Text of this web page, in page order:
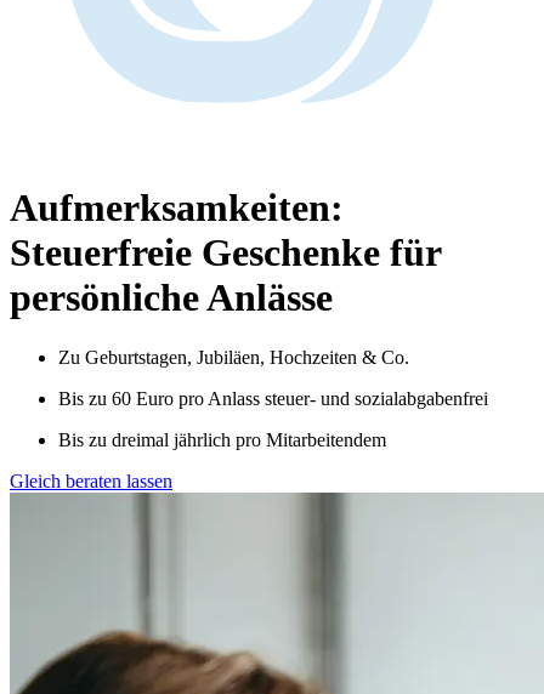
Aufmerksamkeiten:
Steuerfreie Geschenke für
persönliche Anlässe
Zu Geburtstagen, Jubiläen, Hochzeiten & Co.
Bis zu 60 Euro pro Anlass steuer- und sozialabgabenfrei
Bis zu dreimal jährlich pro Mitarbeitendem
Gleich beraten lassen